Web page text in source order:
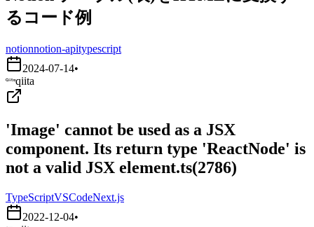
るコード例
notionnotion-apitypescript
2024-07-14•
qiita
'Image' cannot be used as a JSX
component. Its return type 'ReactNode' is
not a valid JSX element.ts(2786)
TypeScriptVSCodeNext.js
2022-12-04•